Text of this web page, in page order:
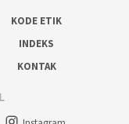
KODE ETIK
INDEKS
KONTAK